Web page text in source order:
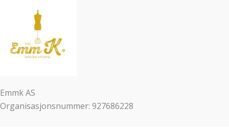
Emmk AS
Organisasjonsnummer: 927686228